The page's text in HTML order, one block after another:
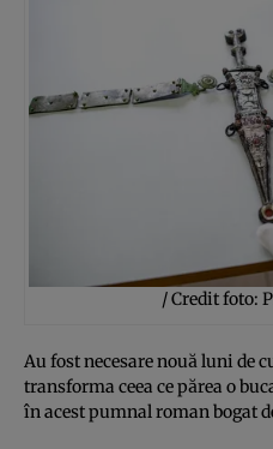
/ Credit foto:
Au fost necesare nouă luni de
transforma ceea ce părea o
în acest pumnal roman bogat